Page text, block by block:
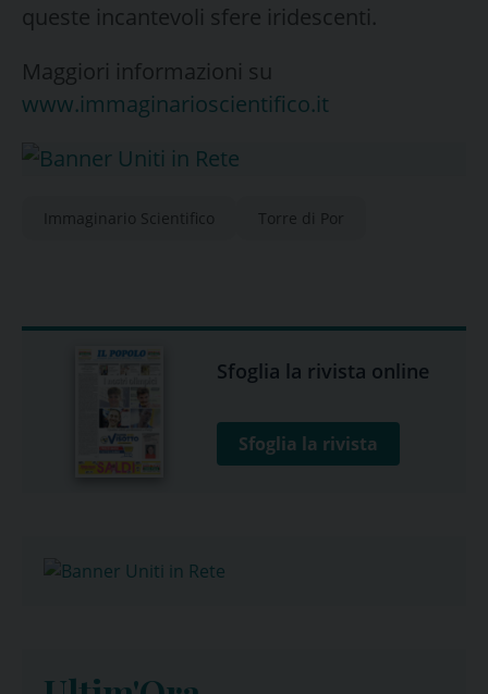
queste incantevoli sfere iridescenti.
Maggiori informazioni su
www.immaginarioscientifico.it
Immaginario Scientifico Torre di Por
Sfoglia la rivista online
Sfoglia la rivista